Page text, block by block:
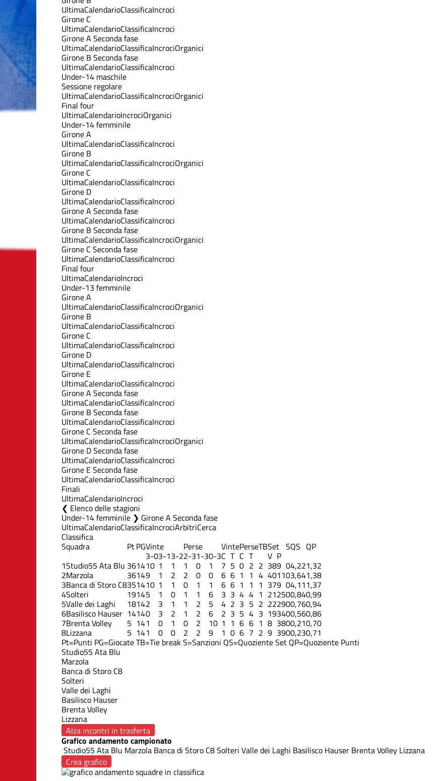
UltimaCalendarioClassificaIncroci
Girone C
UltimaCalendarioClassificaIncroci
Girone A Seconda fase
UltimaCalendarioClassificaIncrociOrganici
Girone B Seconda fase
UltimaCalendarioClassificaIncroci
Under-14 maschile
Sessione regolare
UltimaCalendarioClassificaIncrociOrganici
Final four
UltimaCalendarioIncrociOrganici
Under-14 femminile
Girone A
UltimaCalendarioClassificaIncroci
Girone B
UltimaCalendarioClassificaIncrociOrganici
Girone C
UltimaCalendarioClassificaIncroci
Girone D
UltimaCalendarioClassificaIncroci
Girone A Seconda fase
UltimaCalendarioClassificaIncroci
Girone B Seconda fase
UltimaCalendarioClassificaIncrociOrganici
Girone C Seconda fase
UltimaCalendarioClassificaIncroci
Final four
UltimaCalendarioIncroci
Under-13 femminile
Girone A
UltimaCalendarioClassificaIncrociOrganici
Girone B
UltimaCalendarioClassificaIncroci
Girone C
UltimaCalendarioClassificaIncroci
Girone D
UltimaCalendarioClassificaIncroci
Girone E
UltimaCalendarioClassificaIncroci
Girone A Seconda fase
UltimaCalendarioClassificaIncroci
Girone B Seconda fase
UltimaCalendarioClassificaIncroci
Girone C Seconda fase
UltimaCalendarioClassificaIncrociOrganici
Girone D Seconda fase
UltimaCalendarioClassificaIncroci
Girone E Seconda fase
UltimaCalendarioClassificaIncroci
Finali
UltimaCalendarioIncroci
Elenco delle stagioni
Under-14 femminile ❯ Girone A Seconda fase
UltimaCalendarioClassificaIncrociArbitriCerca
Classifica
Squadra PtPGVinte Perse VintePerseTBSet SQS QP
3-03-13-22-31-30-3C T C T V P
1Studio55 Ata Blu 361410 1 1 1 0 1 7 5 0 2 2 389 04,221,32
2Marzola 36149 1 2 2 0 0 6 6 1 1 4 401103,641,38
3Banca di Storo C8351410 1 1 0 1 1 6 6 1 1 1 379 04,111,37
4Solteri 19145 1 0 1 1 6 3 3 4 4 1 212500,840,99
5Valle dei Laghi 18142 3 1 1 2 5 4 2 3 5 2 222900,760,94
6Basilisco Hauser 14140 3 2 1 2 6 2 3 5 4 3 193400,560,86
7Brenta Volley 5 141 0 1 0 2 10 1 1 6 6 1 8 3800,210,70
8Lizzana 5 141 0 0 2 2 9 1 0 6 7 2 9 3900,230,71
Pt=Punti PG=GiocateTB=Tie breakS=Sanzioni QS=Quoziente Set QP=Quoziente Punti
Studio55 Ata Blu
Marzola
Banca di Storo C8
Solteri
Valle dei Laghi
Basilisco Hauser
Brenta Volley
Lizzana
Alza incontri in trasferta
Grafico andamento campionato
Studio55 Ata Blu Marzola Banca di Storo C8Solteri Valle dei Laghi Basilisco Hauser Brenta Volley Lizzana
Crea grafico